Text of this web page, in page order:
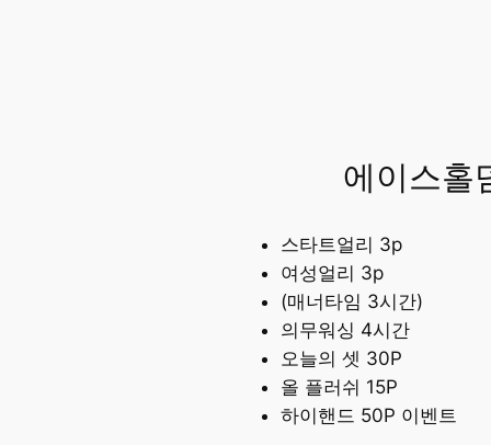
에이스홀
스타트얼리 3p
여성얼리 3p
(매너타임 3시간)
의무워싱 4시간
오늘의 셋 30P
올 플러쉬 15P
하이핸드 50P 이벤트